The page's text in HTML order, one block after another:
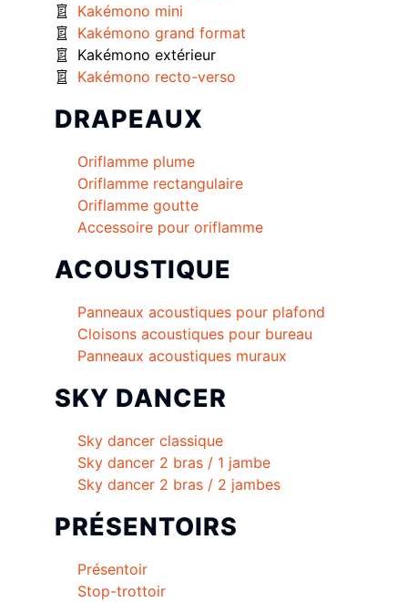
Kakémono mini
Kakémono grand format
Kakémono extérieur
Kakémono recto-verso
DRAPEAUX
Oriflamme plume
Oriflamme rectangulaire
Oriflamme goutte
Accessoire pour oriflamme
ACOUSTIQUE
Panneaux acoustiques pour plafond
Cloisons acoustiques pour bureau
Panneaux acoustiques muraux
SKY DANCER
Sky dancer classique
Sky dancer 2 bras / 1 jambe
Sky dancer 2 bras / 2 jambes
PRÉSENTOIRS
Présentoir
Stop-trottoir